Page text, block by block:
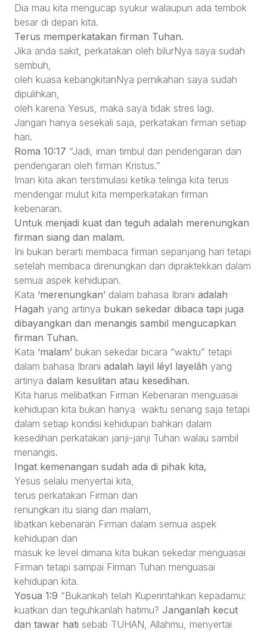
Dia mau kita mengucap syukur walaupun ada tembok
besar di depan kita.
Terus memperkatakan firman Tuhan.
Jika anda sakit, perkatakan oleh bilurNya saya sudah
sembuh,
oleh kuasa kebangkitanNya pernikahan saya sudah
dipulihkan,
oleh karena Yesus, maka saya tidak stres lagi.
Jangan hanya sesekali saja, perkatakan firman setiap
hari.
Roma 10:17 “Jadi, iman timbul dari pendengaran dan
pendengaran oleh firman Kristus.”
Iman kita akan terstimulasi ketika telinga kita terus
mendengar mulut kita memperkatakan firman
kebenaran.
Untuk menjadi kuat dan teguh adalah merenungkan
firman siang dan malam.
Ini bukan berarti membaca firman sepanjang hari tetapi
setelah membaca direnungkan dan dipraktekkan dalam
semua aspek kehidupan.
Kata ‘merenungkan’ dalam bahasa Ibrani adalah
Hagah yang artinya bukan sekedar dibaca tapi juga
dibayangkan dan menangis sambil mengucapkan
firman Tuhan.
Kata ‘malam’ bukan sekedar bicara “waktu” tetapi
dalam bahasa Ibrani adalah layil lêyl layelâh yang
artinya dalam kesulitan atau kesedihan.
Kita harus melibatkan Firman Kebenaran menguasai
kehidupan kita bukan hanya waktu senang saja tetapi
dalam setiap kondisi kehidupan bahkan dalam
kesedihan perkatakan janji-janji Tuhan walau sambil
menangis.
Ingat kemenangan sudah ada di pihak kita,
Yesus selalu menyertai kita,
terus perkatakan Firman dan
renungkan itu siang dan malam,
libatkan kebenaran Firman dalam semua aspek
kehidupan dan
masuk ke level dimana kita bukan sekedar menguasai
Firman tetapi sampai Firman Tuhan menguasai
kehidupan kita.
Yosua 1:9 “Bukankah telah Kuperintahkan kepadamu:
kuatkan dan teguhkanlah hatimu? Janganlah kecut
dan tawar hati sebab TUHAN, Allahmu, menyertai